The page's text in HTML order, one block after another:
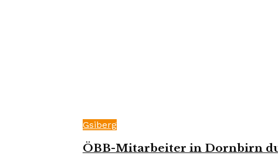
Gsiberg
ÖBB-Mitarbeiter in Dornbirn